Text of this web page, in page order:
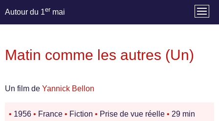
Autour du 1er mai
Matin comme les autres (Un)
Un film de Yannick Bellon
• 1956 • France • Fiction • Prise de vue réelle • 29 min